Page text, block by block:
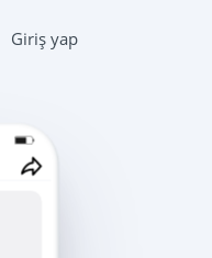
Giriş yap